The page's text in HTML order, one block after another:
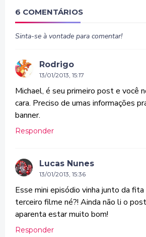
6 COMENTÁRIOS
Sinta-se à vontade para comentar!
Rodrigo
13/01/2013, 15:17
Michael, é seu primeiro post e você
cara. Preciso de umas informações
banner.
Responder
Lucas Nunes
13/01/2013, 15:36
Esse mini episódio vinha junto da
terceiro filme né?! Ainda não li o
aparenta estar muito bom!
Responder